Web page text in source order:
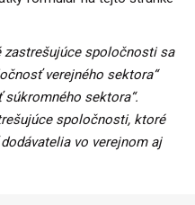
spoločnosti sa
verejného sektora“
sektora“.
spoločnosti, ktoré
vo verejnom aj